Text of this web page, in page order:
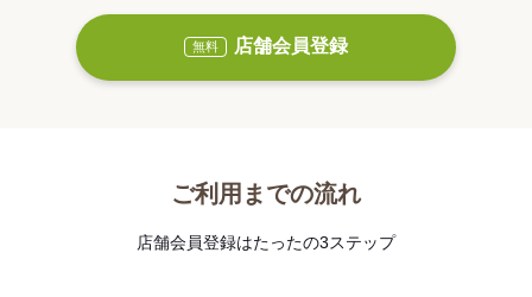
無料 店舗会員登録
ご利用までの流れ
店舗会員登録はたったの3ステップ